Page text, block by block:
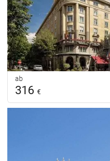
ab
316€